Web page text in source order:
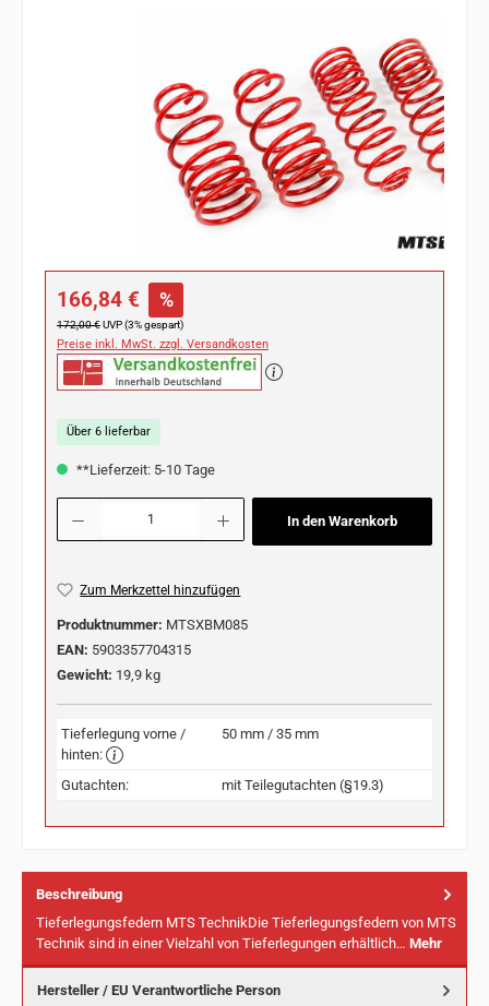
Verkaufspreis:
166,84 € %
Regulärer Preis:
172,00 €UVP (3% gespart)
Preise inkl. MwSt. zzgl. Versandkosten
Über 6 lieferbar
**Lieferzeit: 5-10 Tage
Produkt Anzahl: Gib den gewünschten Wert ein oder benutze die Schaltflächen
In den Warenkorb
Zum Merkzettel hinzufügen
Produktnummer: MTSXBM085
EAN: 5903357704315
Gewicht: 19,9 kg
Tieferlegung vorne /
hinten:
50 mm / 35 mm
Gutachten: mit Teilegutachten (§19.3)
Beschreibung
Tieferlegungsfedern MTS TechnikDie Tieferlegungsfedern von MTS
Technik sind in einer Vielzahl von Tieferlegungen erhältlich… Mehr
Hersteller / EU Verantwortliche Person